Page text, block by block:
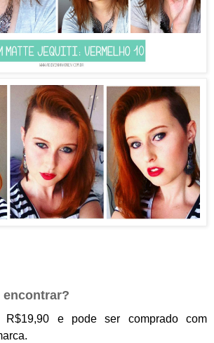
encontrar?
R$19,90 e pode ser comprado com
.